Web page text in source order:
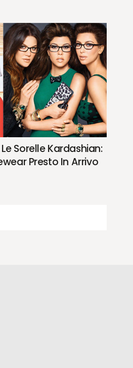
Sorelle Kardashian:
Presto In Arrivo